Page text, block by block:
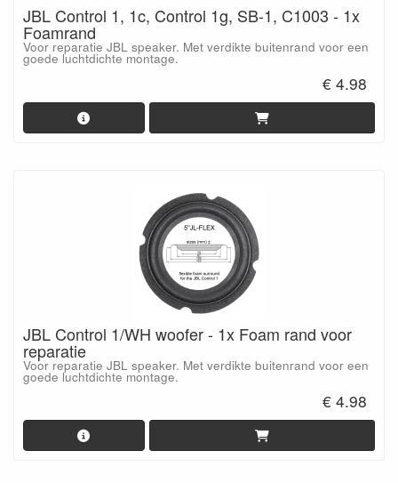
JBL Control 1, 1c, Control 1g, SB-1, C1003 - 1x
Foamrand
Voor reparatie JBL speaker. Met verdikte buitenrand voor een
goede luchtdichte montage.
€ 4.98
JBL Control 1/WH woofer - 1x Foam rand voor
reparatie
Voor reparatie JBL speaker. Met verdikte buitenrand voor een
goede luchtdichte montage.
€ 4.98